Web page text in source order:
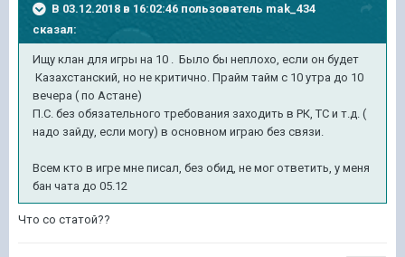
В 03.12.2018 в 16:02:46 пользователь mak_434
сказал:
Ищу клан для игры на 10 . Было бы неплохо, если он будет
Казахстанский, но не критично. Прайм тайм с 10 утра до 10
вечера ( по Астане)
П.С. без обязательного требования заходить в РК, ТС и т.д. (
надо зайду, если могу) в основном играю без связи.
Всем кто в игре мне писал, без обид, не мог ответить, у меня
бан чата до 05.12
Что со статой??